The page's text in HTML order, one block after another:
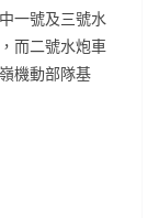
一號及三號水
而二號水炮車
機動部隊基